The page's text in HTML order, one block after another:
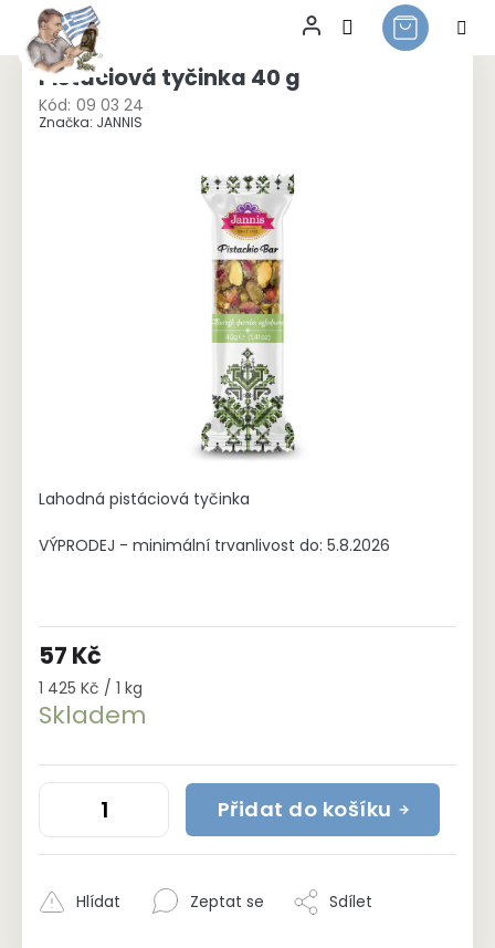
Přejít
obsahPistáciová tyčinka 40 g
Kód: 09 03 24
Značka: JANNIS
57 Kč
Měrná
cena:
1 425 Kč / 1 kg
Skladem
Přidat do košíku
Lahodná pistáciová tyčinka
VÝPRODEJ - minimální trvanlivost do: 5.8.2026
Zeptat se
Hlídat Sdílet